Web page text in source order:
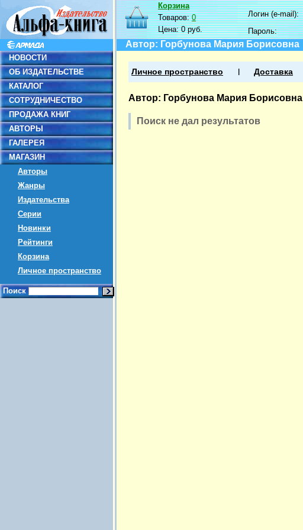
НОВОСТИ
ОБ ИЗДАТЕЛЬСТВЕ
КАТАЛОГ
СОТРУДНИЧЕСТВО
ПРОДАЖА КНИГ
АВТОРЫ
ГАЛЕРЕЯ
МАГАЗИН
Авторы
Жанры
Издательства
Серии
Новинки
Рейтинги
Корзина
Личное пространство
Поиск
Корзина
Товаров:0
Цена:0 руб.
Логин (e-mail):
Пароль:
Автор: Горбунова Мария Борисовна
Личное пространство Доставка
Автор: Горбунова Мария Борисовна
Поиск не дал результатов